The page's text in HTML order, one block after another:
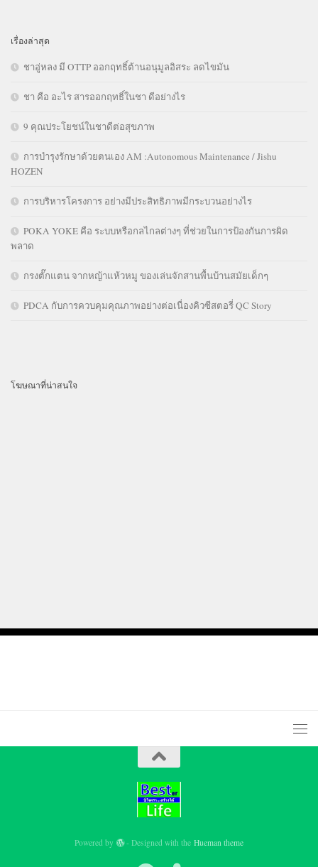
เรื่องล่าสุด
ชาอู่หลง มี OTTP ออกฤทธิ์ต้านอนุมูลอิสระ ลดไขมัน
ชา คือ อะไร สารออกฤทธิ์ในชา ดีอย่างไร
9 คุณประโยชน์ในชาดีต่อสุขภาพ
การบำรุงรักษาด้วยตนเอง AM :Autonomous Maintenance / Jishu
HOZEN
การบริหารโครงการ อย่างมีประสิทธิภาพมีกระบวนอย่างไร
POKA YOKE คือ ระบบหรือกลไกลต่างๆ ที่ช่วยในการป้องกันการผิด
พลาด
กรงตั๊กแตน จากหญ้าแห้วหมู ของเล่นจักสานพื้นบ้านสมัยเด็กๆ
PDCA กับการควบคุมคุณภาพอย่างต่อเนื่องคิวซีสตอรี่ QC Story
โฆษณาที่น่าสนใจ
Powered by - Designed with theHueman theme